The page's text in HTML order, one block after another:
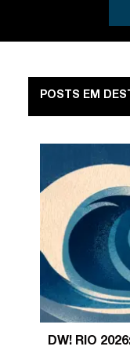
POSTS EM
DW! RIO